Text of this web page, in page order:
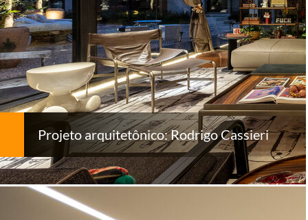
Projeto arquitetônico: Rodrigo Cassieri